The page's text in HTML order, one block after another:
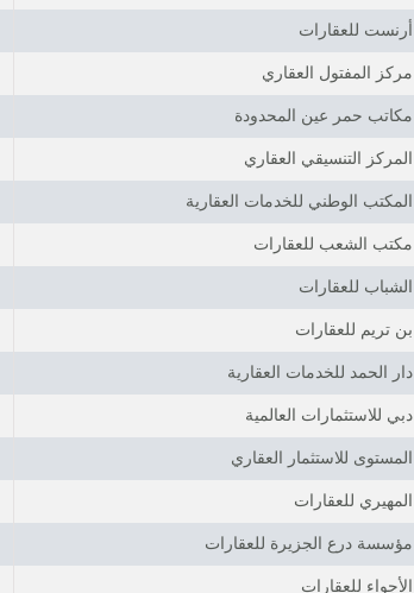
أرنست للعقارات
مركز المفتول العقاري
مكاتب حمر عين المحدودة
المركز التنسيقي العقاري
المكتب الوطني للخدمات العقارية
مكتب الشعب للعقارات
الشباب للعقارات
بن تريم للعقارات
دار الحمد للخدمات العقارية
دبي للاستثمارات العالمية
المستوى للاستثمار العقاري
المهيري للعقارات
مؤسسة درع الجزيرة للعقارات
الأجواء للعقارات